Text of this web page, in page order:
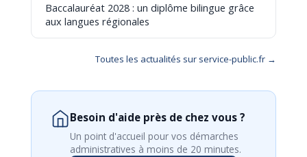
Baccalauréat 2028 : un diplôme bilingue grâce
aux langues régionales
Toutes les actualités sur service-public.fr →
Besoin d'aide près de chez vous ?
Un point d'accueil pour vos démarches
administratives à moins de 20 minutes.